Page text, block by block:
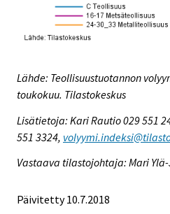
Lähde: Teollisuustuotannon
toukokuu. Tilastokeskus
Lisätietoja: Kari Rautio 029 551
551 3324,
Vastaava tilastojohtaja: Mari
Päivitetty 10.7.2018